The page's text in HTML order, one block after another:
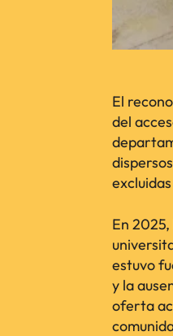
El
del
En
estuvo
y la
oferta